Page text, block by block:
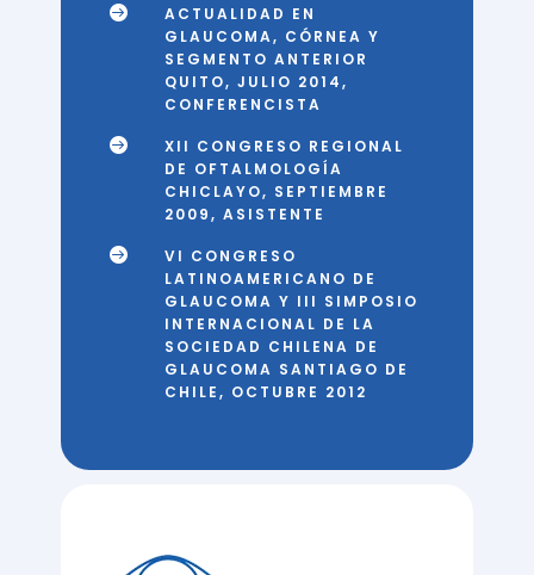

ACTUALIDAD EN
GLAUCOMA, CÓRNEA Y
SEGMENTO ANTERIOR
QUITO, JULIO 2014,
CONFERENCISTA

XII CONGRESO REGIONAL
DE OFTALMOLOGÍA
CHICLAYO, SEPTIEMBRE
2009, ASISTENTE

VI CONGRESO
LATINOAMERICANO DE
GLAUCOMA Y III SIMPOSIO
INTERNACIONAL DE LA
SOCIEDAD CHILENA DE
GLAUCOMA SANTIAGO DE
CHILE, OCTUBRE 2012